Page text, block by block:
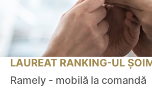
LAUREAT RANKING-UL
Ramely - mobilă la comandă